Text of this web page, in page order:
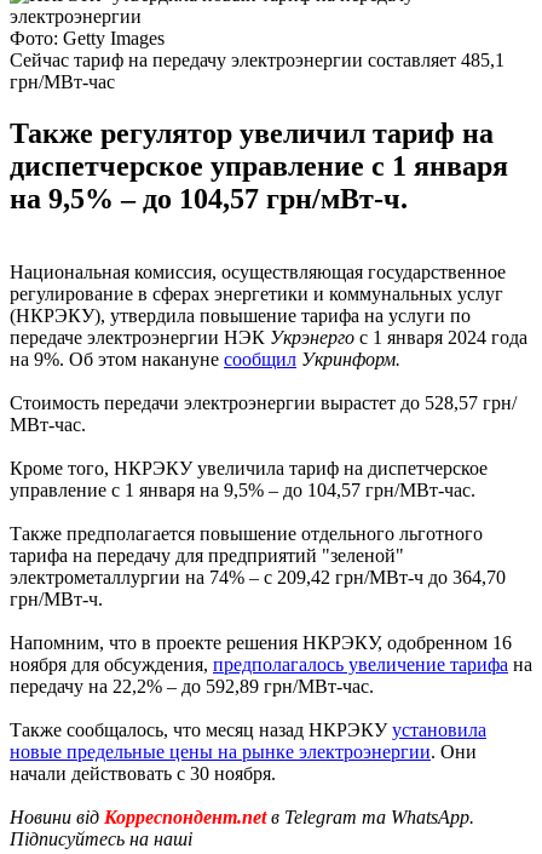
Фото: Getty Images
Сейчас тариф на передачу электроэнергии составляет 485,1
грн/МВт-час
Также регулятор увеличил тариф на
диспетчерское управление с 1 января
на 9,5% – до 104,57 грн/мВт-ч.
Национальная комиссия, осуществляющая государственное
регулирование в сферах энергетики и коммунальных услуг
(НКРЭКУ), утвердила повышение тарифа на услуги по
передаче электроэнергии НЭК Укрэнерго с 1 января 2024 года
на 9%. Об этом накануне сообщил Укринформ.
Стоимость передачи электроэнергии вырастет до 528,57 грн/
МВт-час.
Кроме того, НКРЭКУ увеличила тариф на диспетчерское
управление с 1 января на 9,5% – до 104,57 грн/МВт-час.
Также предполагается повышение отдельного льготного
тарифа на передачу для предприятий "зеленой"
электрометаллургии на 74% – с 209,42 грн/МВт-ч до 364,70
грн/МВт-ч.
Напомним, что в проекте решения НКРЭКУ, одобренном 16
ноября для обсуждения, предполагалось увеличение тарифа на
передачу на 22,2% – до 592,89 грн/МВт-час.
Также сообщалось, что месяц назад НКРЭКУустановила
новые предельные цены на рынке электроэнергии. Они
начали действовать с 30 ноября.
Новини від Корреспондент.netв Telegram та WhatsApp.
Підписуйтесь на наші